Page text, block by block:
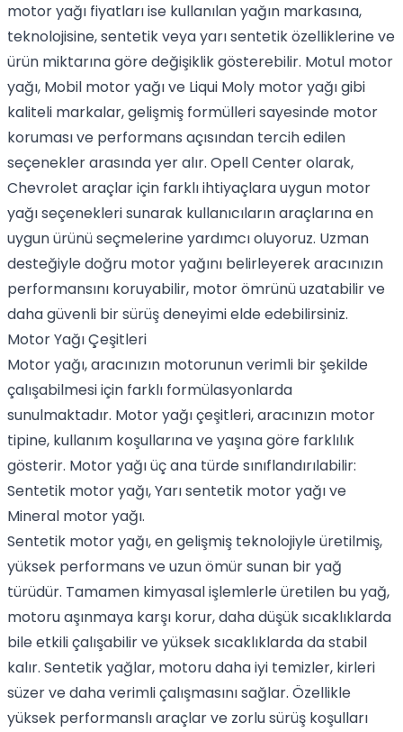
motor yağı fiyatları ise kullanılan yağın markasına,
teknolojisine, sentetik veya yarı sentetik özelliklerine ve
ürün miktarına göre değişiklik gösterebilir. Motul motor
yağı, Mobil motor yağı ve Liqui Moly motor yağı gibi
kaliteli markalar, gelişmiş formülleri sayesinde motor
koruması ve performans açısından tercih edilen
seçenekler arasında yer alır. Opell Center olarak,
Chevrolet araçlar için farklı ihtiyaçlara uygun motor
yağı seçenekleri sunarak kullanıcıların araçlarına en
uygun ürünü seçmelerine yardımcı oluyoruz. Uzman
desteğiyle doğru motor yağını belirleyerek aracınızın
performansını koruyabilir, motor ömrünü uzatabilir ve
daha güvenli bir sürüş deneyimi elde edebilirsiniz.
Motor Yağı Çeşitleri
Motor yağı, aracınızın motorunun verimli bir şekilde
çalışabilmesi için farklı formülasyonlarda
sunulmaktadır. Motor yağı çeşitleri, aracınızın motor
tipine, kullanım koşullarına ve yaşına göre farklılık
gösterir. Motor yağı üç ana türde sınıflandırılabilir:
Sentetik motor yağı,Yarı sentetik motor yağıve
Mineral motor yağı.
Sentetik motor yağı, en gelişmiş teknolojiyle üretilmiş,
yüksek performans ve uzun ömür sunan bir yağ
türüdür. Tamamen kimyasal işlemlerle üretilen bu yağ,
motoru aşınmaya karşı korur, daha düşük sıcaklıklarda
bile etkili çalışabilir ve yüksek sıcaklıklarda da stabil
kalır. Sentetik yağlar, motoru daha iyi temizler, kirleri
süzer ve daha verimli çalışmasını sağlar. Özellikle
yüksek performanslı araçlar ve zorlu sürüş koşulları